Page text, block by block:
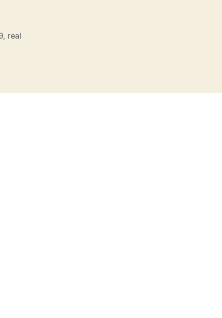
, real